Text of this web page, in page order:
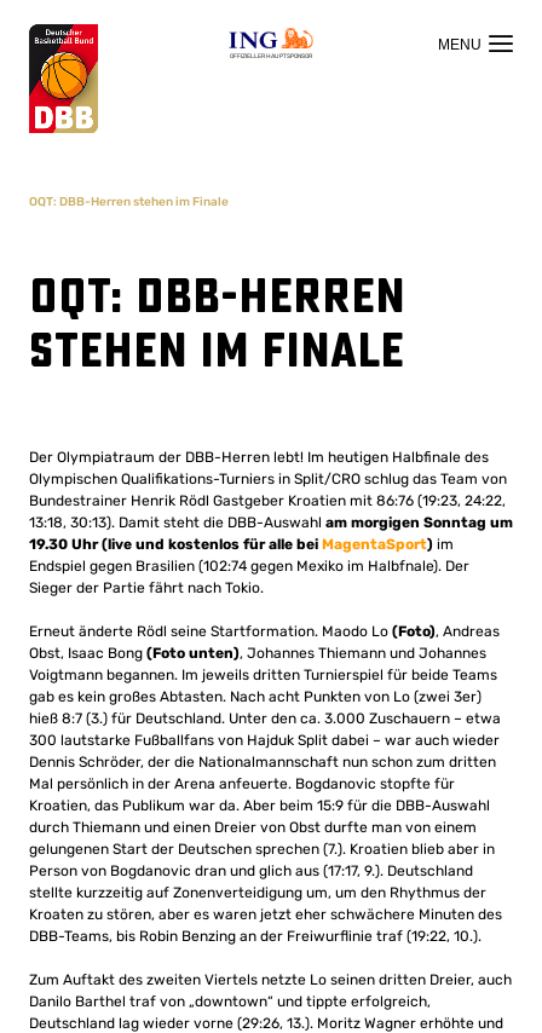
OFFIZIELLER HAUPTSPONSOR
OQT: DBB-Herren stehen im Finale
OQT: DBB-Herren
stehen im Finale
Der Olympiatraum der DBB-Herren lebt! Im heutigen Halbfinale des
Olympischen Qualifikations-Turniers in Split/CRO schlug das Team von
Bundestrainer Henrik Rödl Gastgeber Kroatien mit 86:76 (19:23, 24:22,
13:18, 30:13). Damit steht die DBB-Auswahl am morgigen Sonntag um
19.30 Uhr (live und kostenlos für alle bei MagentaSport) im
Endspiel gegen Brasilien (102:74 gegen Mexiko im Halbfnale). Der
Sieger der Partie fährt nach Tokio.
Erneut änderte Rödl seine Startformation. Maodo Lo (Foto), Andreas
Obst, Isaac Bong (Foto unten), Johannes Thiemann und Johannes
Voigtmann begannen. Im jeweils dritten Turnierspiel für beide Teams
gab es kein großes Abtasten. Nach acht Punkten von Lo (zwei 3er)
hieß 8:7 (3.) für Deutschland. Unter den ca. 3.000 Zuschauern – etwa
300 lautstarke Fußballfans von Hajduk Split dabei – war auch wieder
Dennis Schröder, der die Nationalmannschaft nun schon zum dritten
Mal persönlich in der Arena anfeuerte. Bogdanovic stopfte für
Kroatien, das Publikum war da. Aber beim 15:9 für die DBB-Auswahl
durch Thiemann und einen Dreier von Obst durfte man von einem
gelungenen Start der Deutschen sprechen (7.). Kroatien blieb aber in
Person von Bogdanovic dran und glich aus (17:17, 9.). Deutschland
stellte kurzzeitig auf Zonenverteidigung um, um den Rhythmus der
Kroaten zu stören, aber es waren jetzt eher schwächere Minuten des
DBB-Teams, bis Robin Benzing an der Freiwurflinie traf (19:22, 10.).
Zum Auftakt des zweiten Viertels netzte Lo seinen dritten Dreier, auch
Danilo Barthel traf von „downtown“ und tippte erfolgreich,
Deutschland lag wieder vorne (29:26, 13.). Moritz Wagner erhöhte und